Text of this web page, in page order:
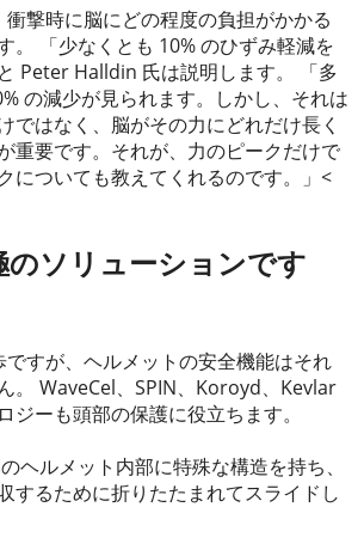
衝撃時に脳にどの程度の負担がかかる
。 「少なくとも 10% のひずみ軽減を
Peter Halldin 氏は説明します。 「多
の減少が見られます。しかし、それは
ではなく、脳がその力にどれだけ長く
重要です。それが、力のピークだけで
についても教えてくれるのです。」<
のソリューションです
ですが、ヘルメットの安全機能はそれ
。 WaveCel、SPIN、Koroyd、Kevlar
ジーも頭部の保護に役立ちます。
ヘルメット内部に特殊な構造を持ち、
するために折りたたまれてスライドし